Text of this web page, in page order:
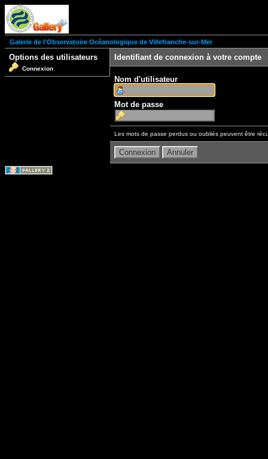
Galerie de l'Observatoire Océanologique de Villefranche-sur-Mer
Options des utilisateurs
Connexion
Identifiant de connexion à votre compte
Nom d'utilisateur
Mot de passe
Les mots de passe perdus ou oubliés peuvent être